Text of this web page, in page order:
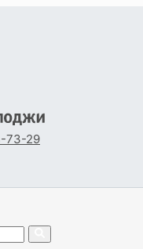
73-29